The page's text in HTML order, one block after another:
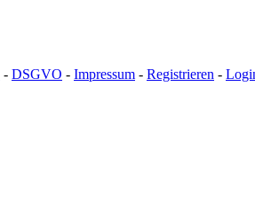
- DSGVO - Impressum - Registrieren -